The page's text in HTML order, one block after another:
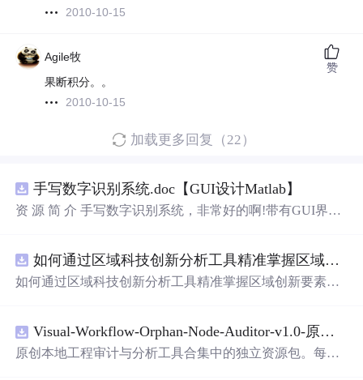
2010-10-15
Agile牧
果断积分。。
2010-10-15
赞
加载更多回复（22）
手写数字识别系统.doc【GUI设计Matlab】
资 源 简 介 手写数字识别系统，非常好的啊!带有GUI界
带有直观的图形用户界面（GUI），非常容易使用。你只
需要将手写数字输入系统，它将立即给出准确的识别结
是一个非常方便和实用的工具，你一定会喜欢它的！
如何通过区域科技创新分析工具精准掌握区域创新要素分布与产业链融合现状？.docx
如何通过区域科技创新分析工具精准掌握区域创新要素分
Visual-Workflow-Orphan-Node-Auditor-v1.0-原创源码与文档.zip
原创本地工程审计与分析工具合集中的独立资源包。每个